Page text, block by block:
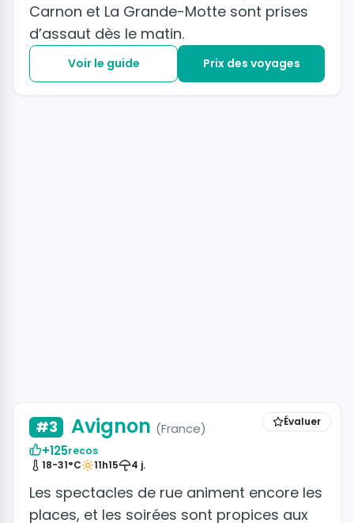
Carnon et La Grande-Motte sont prises
d’assaut dès le matin.
Voir le guide Prix des voyages
Évaluer
#3 Avignon (France)
+125recos
18-31°C
11h15 4 j.
Les spectacles de rue animent encore les
places, et les soirées sont propices aux